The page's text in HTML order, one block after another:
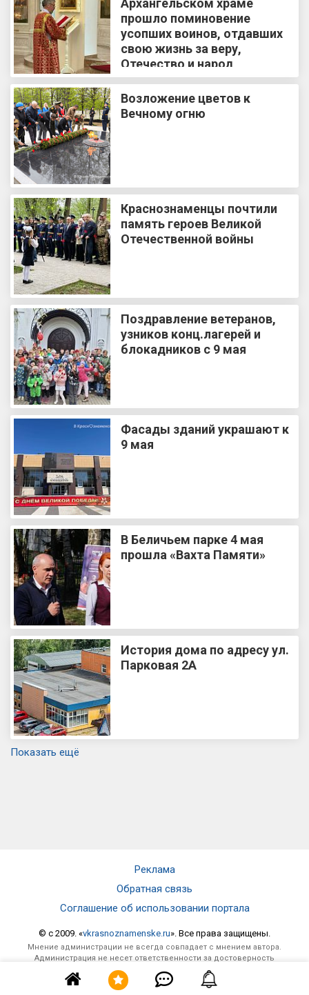
Архангельском храме
прошло поминовение
усопших воинов, отдавших
свою жизнь за веру,
Отечество и народ
Возложение цветов к
Вечному огню
Краснознаменцы почтили
память героев Великой
Отечественной войны
Поздравление ветеранов,
узников конц.лагерей и
блокадников с 9 мая
Фасады зданий украшают к
9 мая
В Беличьем парке 4 мая
прошла «Вахта Памяти»
История дома по адресу ул.
Парковая 2А
Показать ещё
Реклама
Обратная связь
Соглашение об использовании портала
© c 2009. «vkrasnoznamenske.ru». Все права защищены.
Мнение администрации не всегда совпадает с мнением автора.
Администрация не несет ответственности за достоверность
опубликованной информации и за отзывы, оставленные
посетителями под материалами, публикуемыми на сайте.